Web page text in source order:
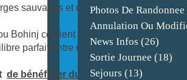
sauvages et des villages traditionnels
Bohinj côtoient cascades, plateaux
parfait entre nature intacte et douceur
de bénéficier du tarif groupe .
Photos De Randonnee
Annulation Ou
News Infos (26)
Sortie Journee (18)
Sejours (13)